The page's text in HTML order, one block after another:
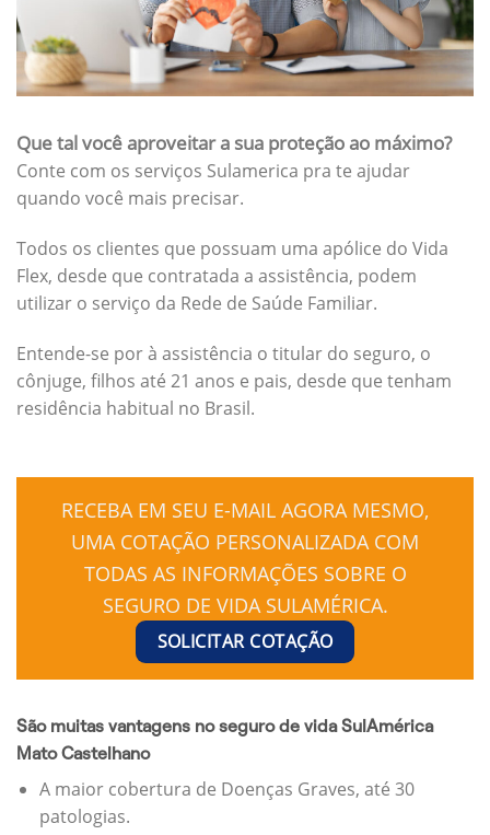
Que tal você aproveitar a sua proteção ao máximo?
Conte com os serviços Sulamerica pra te ajudar
quando você mais precisar.
Todos os clientes que possuam uma apólice do Vida
Flex, desde que contratada a assistência, podem
utilizar o serviço da Rede de Saúde Familiar.
Entende-se por à assistência o titular do seguro, o
cônjuge, filhos até 21 anos e pais, desde que tenham
residência habitual no Brasil.
RECEBA EM SEU E-MAIL AGORA MESMO,
UMA COTAÇÃO PERSONALIZADA COM
TODAS AS INFORMAÇÕES SOBRE O
SEGURO DE VIDA SULAMÉRICA.
SOLICITAR COTAÇÃO
São muitas vantagens no seguro de vida SulAmérica
Mato Castelhano
A maior cobertura de Doenças Graves, até 30
patologias.